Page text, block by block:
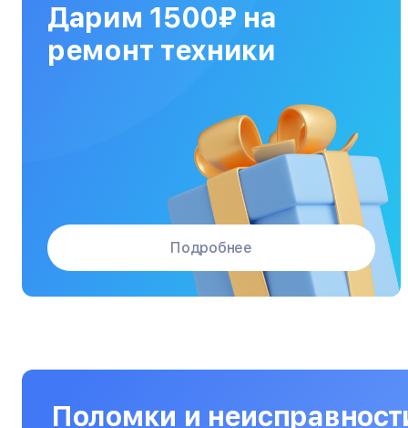
МФУ
Микроволновые печи
Морозильные камеры
Дарим 1500₽ на
ремонт техники
Подробнее
Поломки и